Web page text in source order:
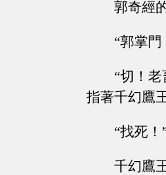
郭奇經
“郭掌
“切！
指著千幻鷹
“找死！
千幻鷹